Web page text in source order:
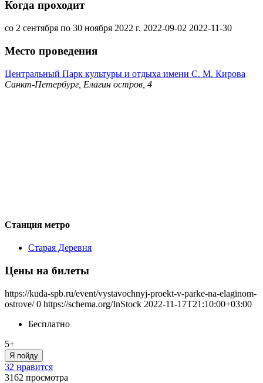
Когда проходит
со 2 сентября по 30 ноября 2022 г. 2022-09-02 2022-11-30
Место проведения
Центральный Парк культуры и отдыха имени С. М. Кирова
Санкт-Петербург, Елагин остров, 4
Станция метро
Старая Деревня
Цены на билеты
https://kuda-spb.ru/event/vystavochnyj-proekt-v-parke-na-elaginom-
ostrove/ 0 https://schema.org/InStock 2022-11-17T21:10:00+03:00
Бесплатно
5+
Я пойду
32 нравится
3162 просмотра